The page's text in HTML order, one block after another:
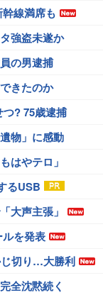
線満席も
強盗未遂か
の男逮捕
きたのか
? 75歳逮捕
物」に感動
はやテロ」
るUSB
大声主張」
を発表
じ切り…大勝利
全沈黙続く